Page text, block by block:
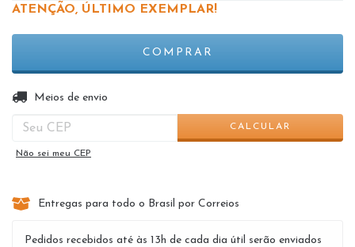
ATENÇÃO, ÚLTIMO EXEMPLAR!
Entregas para o CEP:
Meios de envio
CALCULAR
Não sei meu CEP
Entregas para todo o Brasil por Correios
Pedidos recebidos até às 13h de cada dia útil serão enviados